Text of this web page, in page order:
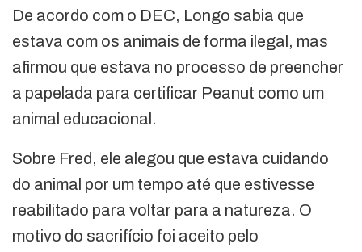
De acordo com o DEC, Longo sabia que
estava com os animais de forma ilegal, mas
afirmou que estava no processo de preencher
a papelada para certificar Peanut como um
animal educacional.
Sobre Fred, ele alegou que estava cuidando
do animal por um tempo até que estivesse
reabilitado para voltar para a natureza. O
motivo do sacrifício foi aceito pelo